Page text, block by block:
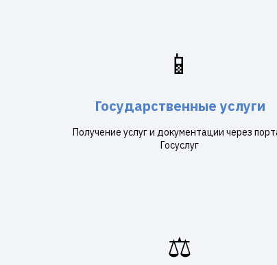
📱
Государственные услуги
Получение услуг и документации через
Госуслуг
⚖️